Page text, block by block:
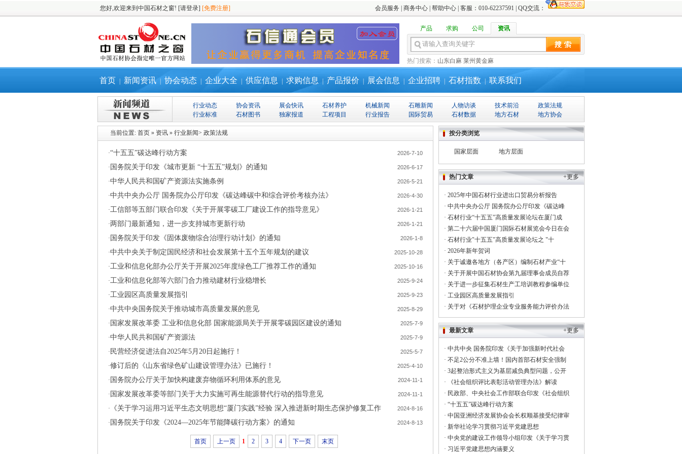
您好,欢迎来到中国石材之窗! [请登录] [免费注册] 会员服务 商务中心 帮助中心 | 客服：010-62237591 | QQ交流：
产品 求购 公司 资讯
热门搜索： 山东白麻 莱州黄金麻
首页 新闻资讯 协会动态 企业大全 供应信息 求购信息 产品报价 展会信息 企业招聘 石材指数 联系我们
行业动态 协会资讯 展会快讯 石材养护 机械新闻 石雕新闻 人物访谈 技术前沿
政策法规
行业标准
石材图书 独家报道 工程项目 行业报告 国际贸易 石材数据 地方石材 地方协会
当前位置: 首页 » 资讯 » 行业新闻> 政策法规
2026-7-10
·“十五五”碳达峰行动方案
2026-6-17
· 国务院关于印发《城市更新 “十五五”规划》的通知
2026-5-21
·中华人民共和国矿产资源法实施条例
2026-4-30
·中共中央办公厅 国务院办公厅印发《碳达峰碳中和综合评价考核办法》
2026-1-21
·工信部等五部门联合印发《关于开展零碳工厂建设工作的指导意见》
2026-1-21
·两部门最新通知，进一步支持城市更新行动
2026-1-8
· 国务院关于印发《固体废物综合治理行动计划》的通知
2025-10-28
·中共中央关于制定国民经济和社会发展第十五个五年规划的建议
2025-10-16
·工业和信息化部办公厅关于开展2025年度绿色工厂推荐工作的通知
2025-9-24
·工业和信息化部等六部门合力推动建材行业稳增长
2025-9-23
·工业园区高质量发展指引
2025-8-29
·中共中央国务院关于推动城市高质量发展的意见
2025-7-9
· 国家发展改革委 工业和信息化部 国家能源局关于开展零碳园区建设的通知
2025-7-9
·中华人民共和国矿产资源法
2025-5-7
· 民营经济促进法自2025年5月20日起施行！
2025-4-10
·修订后的《山东省绿色矿山建设管理办法》已施行！
2024-11-1
· 国务院办公厅关于加快构建废弃物循环利用体系的意见
2024-11-1
· 国家发展改革委等部门关于大力实施可再生能源替代行动的指导意见
2024-8-16
· 《关于学习运用习近平生态文明思想“厦门实践”经验 深入推进新时期生态保护修复工作
2024-8-13
· 国务院关于印发《2024—2025年节能降碳行动方案》的通知
首页 上一页 1 2 3 4 下一页 末页
按分类浏览
国家层面 地方层面
+更多
热门文章
· 2025年中国石材行业进出口贸易分析报告
· 中共中央办公厅 国务院办公厅印发《碳达峰
· 石材行业“十五五”高质量发展论坛在厦门成
· 第二十六届中国厦门国际石材展览会今日在会
· 石材行业"十五五"高质量发展论坛之 "十
· 2026年新年贺词
· 关于诚邀各地方（各产区）编制石材产业“十
· 关于开展中国石材协会第九届理事会成员自荐
· 关于进一步征集石材生产工培训教程参编单位
· 工业园区高质量发展指引
· 关于对《石材护理企业专业服务能力评价办法
+更多
最新文章
· 中共中央 国务院印发《关于加强新时代社会
· 不足2公分不准上墙！国内首部石材安全强制
· 3起整治形式主义为基层减负典型问题，公开
·
《社会组织评比表彰活动管理办法》解读
· 民政部、中央社会工作部联合印发《社会组织
· “十五五”碳达峰行动方案
· 中国亚洲经济发展协会会长权顺基接受纪律审
· 新华社论学习贯彻习近平党建思想
· 中央党的建设工作领导小组印发《关于学习贯
· 习近平党建思想内涵要义